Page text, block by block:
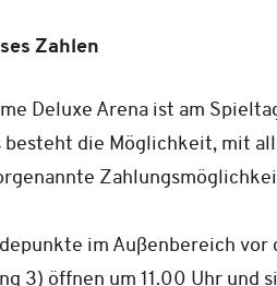
Zahlen
Deluxe Arena ist am
die Möglichkeit, mit
im Außenbereich vor
3) öffnen um 11.00 Uhr und